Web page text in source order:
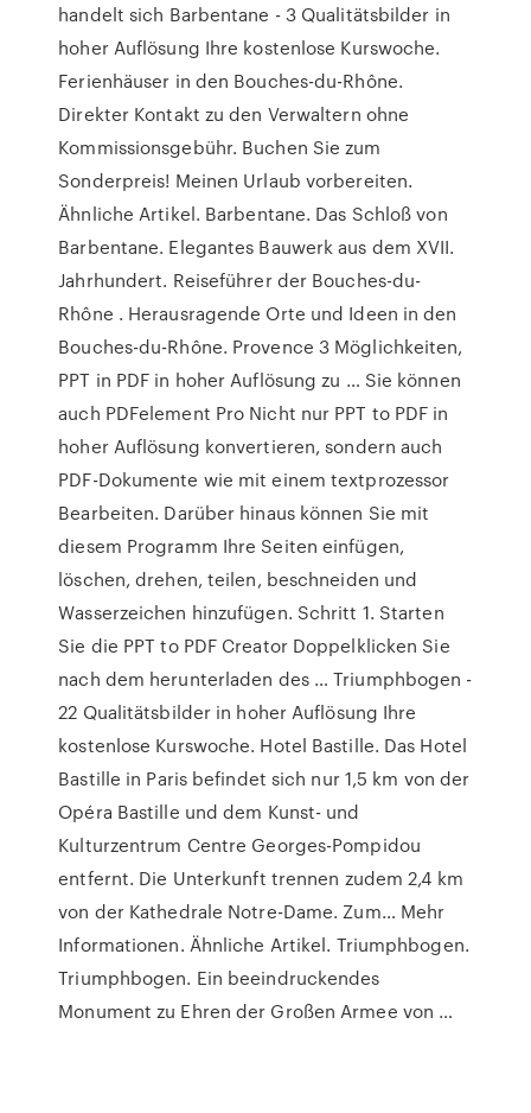
handelt sich Barbentane - 3 Qualitätsbilder in
hoher Auflösung Ihre kostenlose Kurswoche.
Ferienhäuser in den Bouches-du-Rhône.
Direkter Kontakt zu den Verwaltern ohne
Kommissionsgebühr. Buchen Sie zum
Sonderpreis! Meinen Urlaub vorbereiten.
Ähnliche Artikel. Barbentane. Das Schloß von
Barbentane. Elegantes Bauwerk aus dem XVII.
Jahrhundert. Reiseführer der Bouches-du-
Rhône . Herausragende Orte und Ideen in den
Bouches-du-Rhône. Provence 3 Möglichkeiten,
PPT in PDF in hoher Auflösung zu … Sie können
auch PDFelement Pro Nicht nur PPT to PDF in
hoher Auflösung konvertieren, sondern auch
PDF-Dokumente wie mit einem textprozessor
Bearbeiten. Darüber hinaus können Sie mit
diesem Programm Ihre Seiten einfügen,
löschen, drehen, teilen, beschneiden und
Wasserzeichen hinzufügen. Schritt 1. Starten
Sie die PPT to PDF Creator Doppelklicken Sie
nach dem herunterladen des … Triumphbogen -
22 Qualitätsbilder in hoher Auflösung Ihre
kostenlose Kurswoche. Hotel Bastille. Das Hotel
Bastille in Paris befindet sich nur 1,5 km von der
Opéra Bastille und dem Kunst- und
Kulturzentrum Centre Georges-Pompidou
entfernt. Die Unterkunft trennen zudem 2,4 km
von der Kathedrale Notre-Dame. Zum… Mehr
Informationen. Ähnliche Artikel. Triumphbogen.
Triumphbogen. Ein beeindruckendes
Monument zu Ehren der Großen Armee von …